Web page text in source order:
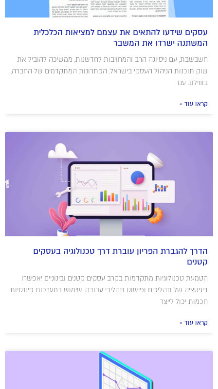
עסקים שידעו להתאים את עצמם למציאות הכלכלית
המשתנה ישרדו את המשבר
חשבשבת, עם ניסיונה הרב והמחויבות לחדשנות, ממשיכה להוביל את
שוק תוכנות הניהול העסקי בישראל. הפתרונות המתקדמים של החברה,
בשילוב עם
קראו עוד »
הדרך להגברת הפריון עוברת דרך טכנולוגיה בעסקים
קטנים
הטמעת טכנולוגיות מתקדמות בקרב עסקים קטנים ובינוניים יאפשרו
דיגיטציה של תהליכים ופישוט תהליכי עבודה. שימוש במערכות פיננסיות
חכמות יכול לייצר
קראו עוד »